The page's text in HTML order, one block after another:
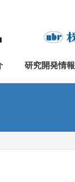
研究開発情報